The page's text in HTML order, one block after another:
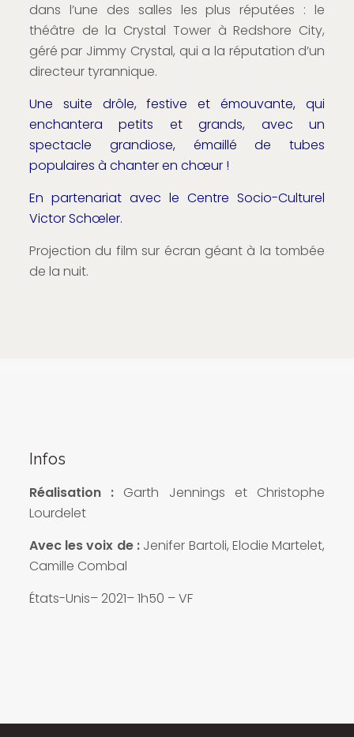
dans l’une des salles les plus réputées : le
théâtre de la Crystal Tower à Redshore City,
géré par Jimmy Crystal, qui a la réputation d’un
directeur tyrannique.
Une suite drôle, festive et émouvante, qui
enchantera petits et grands, avec un
spectacle grandiose, émaillé de tubes
populaires à chanter en chœur !
En partenariat avec le Centre Socio-Culturel
Victor Schœler.
Projection du film sur écran géant à la tombée
de la nuit.
Infos
Réalisation : Garth Jennings et Christophe
Lourdelet
Avec les voix de : Jenifer Bartoli, Elodie Martelet,
Camille Combal
États-Unis– 2021– 1h50 – VF